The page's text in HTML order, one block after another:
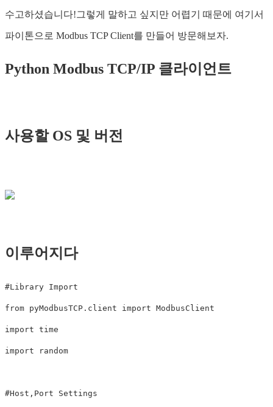
수고하셨습니다!그렇게 말하고 싶지만 어렵기 때문에 여기서
파이톤으로 Modbus TCP Client를 만들어 방문해보자.
Python Modbus TCP/IP 클라이언트
사용할 OS 및 버전
이루어지다
from pyModbusTCP.client import ModbusClient
import time
import random